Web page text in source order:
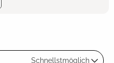
Schnellstmöglich